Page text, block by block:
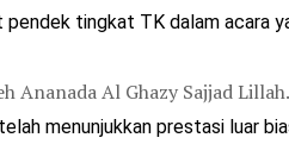
tingkat TK dalam acara
Ananada Al Ghazy Sajjad Lillah.
menunjukkan prestasi luar